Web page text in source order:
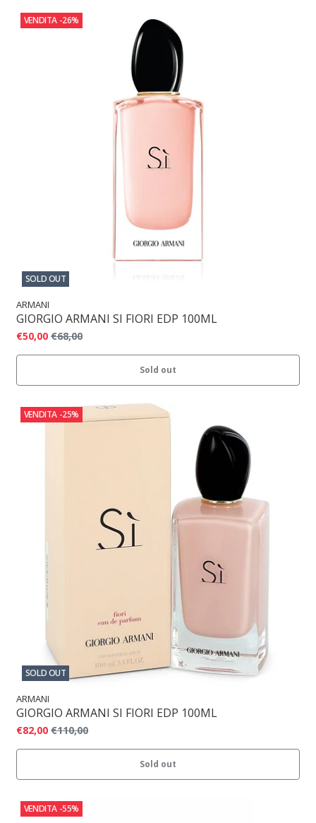
VENDITA -26%
SOLD OUT
ARMANI
GIORGIO ARMANI SI FIORI EDP 100ML
€50,00 €68,00
Sold out
VENDITA -25%
SOLD OUT
ARMANI
GIORGIO ARMANI SI FIORI EDP 100ML
€82,00 €110,00
Sold out
VENDITA -55%